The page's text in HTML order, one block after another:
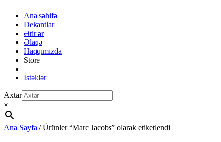
Ana səhifə
Dekantlar
Ətirlər
Əlaqə
Haqqımızda
Store
İstəklər
Axtar
×
Ana Sayfa / Ürünler “Marc Jacobs” olarak etiketlendi